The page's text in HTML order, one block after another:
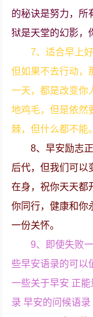
的秘诀是努力，所
狱是天堂的幻影，
7、适合早上
但如果不去行动，
一天，都是改变你
地鸡毛，但是依然
棘，但什么都不能。
8、早安励志
后代，但我们可以
在身，祝你天天都
你同行，健康和你
一份关怀。
9、即使失败
些早安语录的可以
一些关于早安 正
录 早安的问候语录